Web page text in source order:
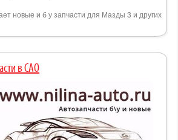
новые и б у запчасти для Мазды 3 и других
в САО